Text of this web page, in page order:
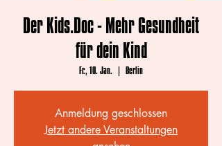
Der Kids.Doc - Mehr Gesundheit
für dein Kind
Fr., 10. Jan.
  |
Berlin
Anmeldung geschlossen
Jetzt andere Veranstaltungen